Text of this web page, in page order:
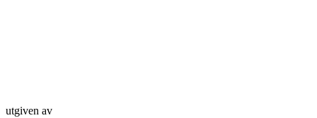
utgiven av